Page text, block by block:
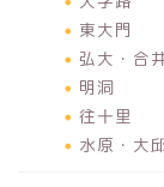
東大門
弘大・合
明洞
往十里
水原・大